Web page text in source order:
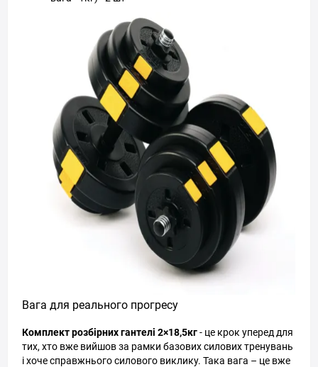
Вага для реального прогресу
Комплект розбірних гантелі 2×18,5кг- це крок уперед для
тих, хто вже вийшов за рамки базових силових тренувань
і хоче справжнього силового виклику. Така вага – це вже